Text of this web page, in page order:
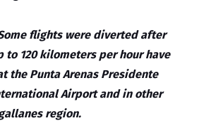
flights were diverted after
to 120 kilometers per hour have
the Punta Arenas Presidente
Airport and in other
region.